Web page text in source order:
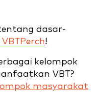
dasar-
!
kelompok
VBT?
masyarakat